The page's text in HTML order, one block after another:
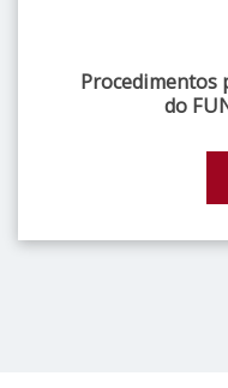
Procedimentos
do